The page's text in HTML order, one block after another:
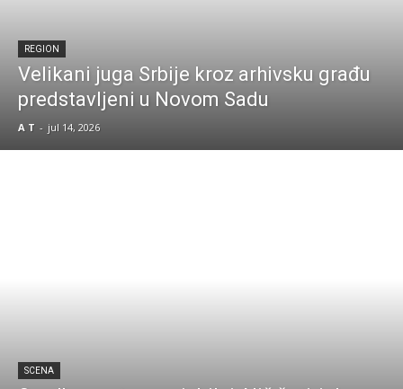
REGION
Velikani juga Srbije kroz arhivsku građu
predstavljeni u Novom Sadu
A T - jul 14, 2026
SCENA